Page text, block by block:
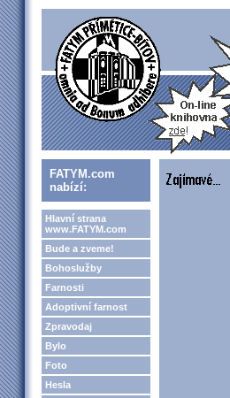
FATYM.com
nabízí:
Hlavní strana
www.FATYM.com
Bude a zveme!
Bohoslužby
Farnosti
Adoptivní farnost
Zpravodaj
Bylo
Foto
Hesla